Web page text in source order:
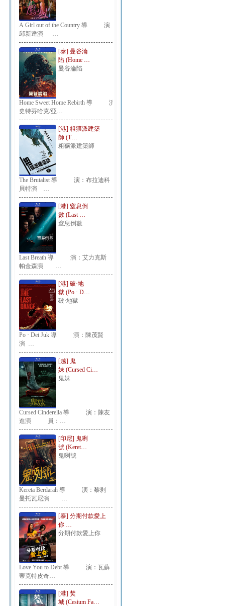
A Girl out of the Country 導 演：
邱新達演 …
[泰] 曼谷淪
陷 (Home …
曼谷淪陷
Home Sweet Home Rebirth 導 演：
史特芬哈克/亞…
[港] 粗獷派建築
師 (T…
粗獷派建築師
The Brutalist 導 演：布拉迪科
貝特演 …
[港] 窒息倒
數 (Last …
窒息倒數
Last Breath 導 演：艾力克斯
帕金森演 …
[港] 破·地
獄 (Po · D…
破·地獄
Po · Dei Juk 導 演：陳茂賢
演 …
[越] 鬼
妹 (Cursed Ci…
鬼妹
Cursed Cinderella 導 演：陳友
進演 員：…
[印尼] 鬼咧
號 (Keret…
鬼咧號
Kereta Berdarah 導 演：黎刹
曼托瓦尼演 …
[泰] 分期付款愛上
你 …
分期付款愛上你
Love You to Debt 導 演：瓦蘇
蒂克特皮奇…
[港] 焚
城 (Cesium Fa…